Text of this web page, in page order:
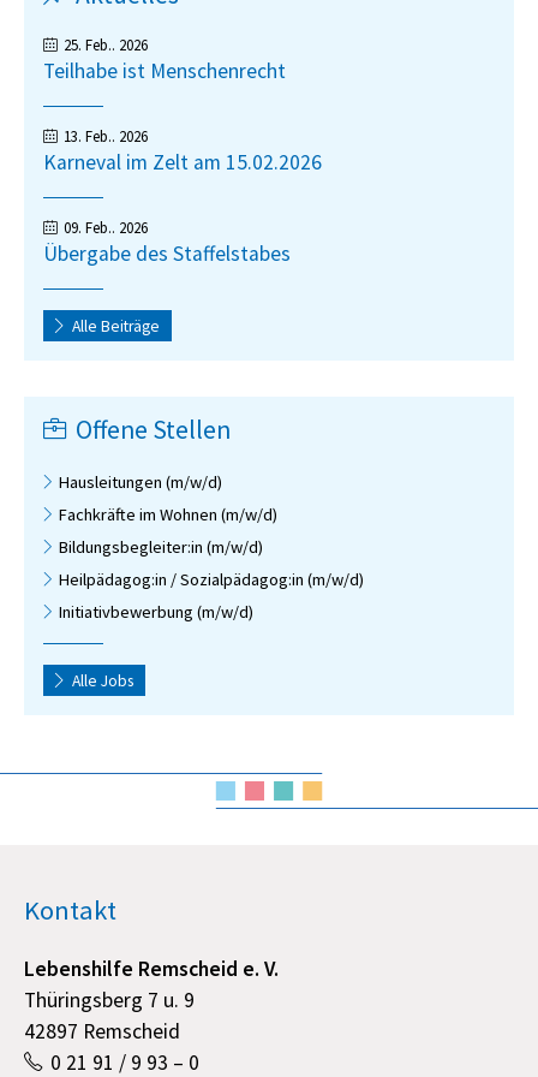
Schreinerei
BIAP
AGB
25. Feb.. 2026
Teilhabe ist Menschenrecht
13. Feb.. 2026
Karneval im Zelt am 15.02.2026
09. Feb.. 2026
Übergabe des Staffelstabes
Alle Beiträge
Offene Stellen
Hausleitungen (m/w/d)
Fachkräfte im Wohnen (m/w/d)
Bildungsbegleiter:in (m/w/d)
Heilpädagog:in / Sozialpädagog:in (m/w/d)
Initiativbewerbung (m/w/d)
Alle Jobs
Kontakt
Lebenshilfe Remscheid e. V.
Thüringsberg 7 u. 9
42897 Remscheid
0 21 91 / 9 93 – 0